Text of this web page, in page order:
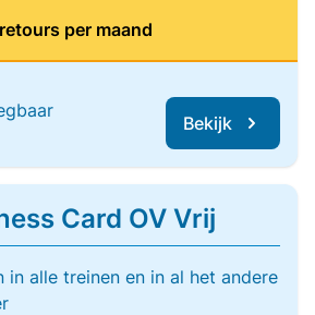
per maand
Bekijk
Card OV Vrij
in alle treinen en in al het andere